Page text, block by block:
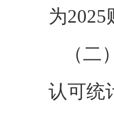
为2025
（
认可统